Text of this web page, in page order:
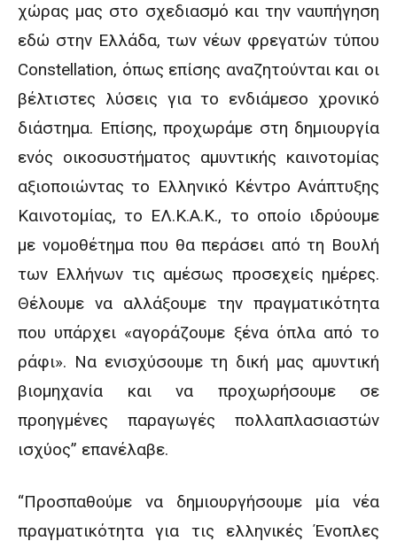
χώρας μας στο σχεδιασμό και την ναυπήγηση
εδώ στην Ελλάδα, των νέων φρεγατών τύπου
Constellation, όπως επίσης αναζητούνται και οι
βέλτιστες λύσεις για το ενδιάμεσο χρονικό
διάστημα. Επίσης, προχωράμε στη δημιουργία
ενός οικοσυστήματος αμυντικής καινοτομίας
αξιοποιώντας το Ελληνικό Κέντρο Ανάπτυξης
Καινοτομίας, το ΕΛ.Κ.Α.Κ., το οποίο ιδρύουμε
με νομοθέτημα που θα περάσει από τη Βουλή
των Ελλήνων τις αμέσως προσεχείς ημέρες.
Θέλουμε να αλλάξουμε την πραγματικότητα
που υπάρχει «αγοράζουμε ξένα όπλα από το
ράφι». Να ενισχύσουμε τη δική μας αμυντική
βιομηχανία και να προχωρήσουμε σε
προηγμένες παραγωγές πολλαπλασιαστών
ισχύος” επανέλαβε.
“Προσπαθούμε να δημιουργήσουμε μία νέα
πραγματικότητα για τις ελληνικές Ένοπλες